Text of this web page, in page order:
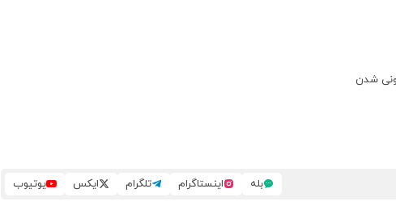
بله اینستاگرام تلگرام ایکس یوتیوب